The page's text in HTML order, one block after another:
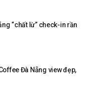
“chất lừ” check-in rần
Đà Nẵng view đẹp,